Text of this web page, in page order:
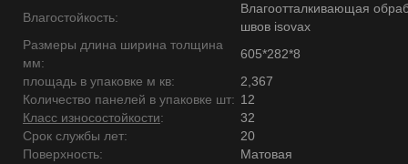
Влагостойкость:
Влагоотталкивающая
швов isovax
Размеры длина ширина толщина
мм:
605*282*8
площадь в упаковке м кв:
2,367
Количество панелей в упаковке шт: 12
Класс износостойкости:
32
Срок службы лет:
20
Поверхность:
Матовая